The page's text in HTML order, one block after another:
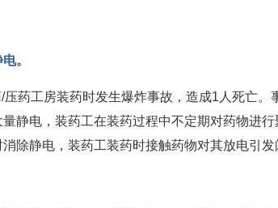
。
药工房装药时发生爆炸事故，造成1人死亡
静电，装药工在装药过程中不定期对药物进
除静电，装药工装药时接触药物对其放电引发